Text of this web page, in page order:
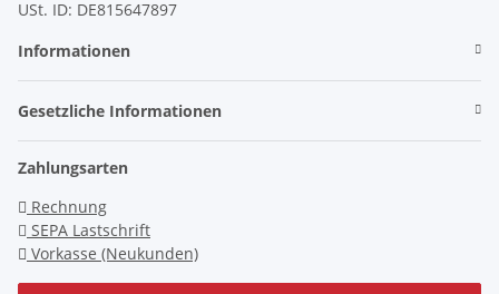
USt. ID: DE815647897
Informationen
Gesetzliche Informationen
Zahlungsarten
Rechnung
SEPA Lastschrift
Vorkasse (Neukunden)